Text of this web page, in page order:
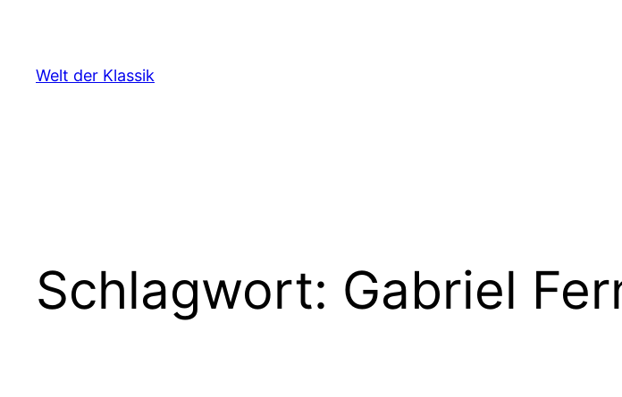
springen
Welt der Klassik
Schlagwort: Gabriel